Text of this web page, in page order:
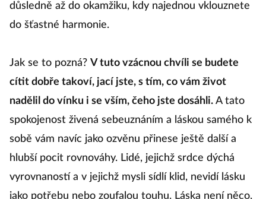
důsledně až do okamžiku, kdy najednou vklouznete
do šťastné harmonie.
Jak se to pozná? V tuto vzácnou chvíli se budete
cítit dobře takoví, jací jste, s tím, co vám život
nadělil do vínku i se vším, čeho jste dosáhli. A tato
spokojenost živená sebeuznáním a láskou samého k
sobě vám navíc jako ozvěnu přinese ještě další a
hlubší pocit rovnováhy. Lidé, jejichž srdce dýchá
vyrovnaností a v jejichž mysli sídlí klid, nevidí lásku
jako potřebu nebo zoufalou touhu. Láska není něco,